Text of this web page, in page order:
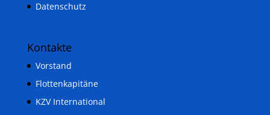
Datenschutz
Kontakte
Vorstand
Flottenkapitäne
KZV International